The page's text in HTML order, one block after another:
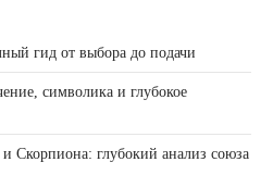
гид от выбора до подачи
символика и глубокое
Скорпиона: глубокий анализ союза